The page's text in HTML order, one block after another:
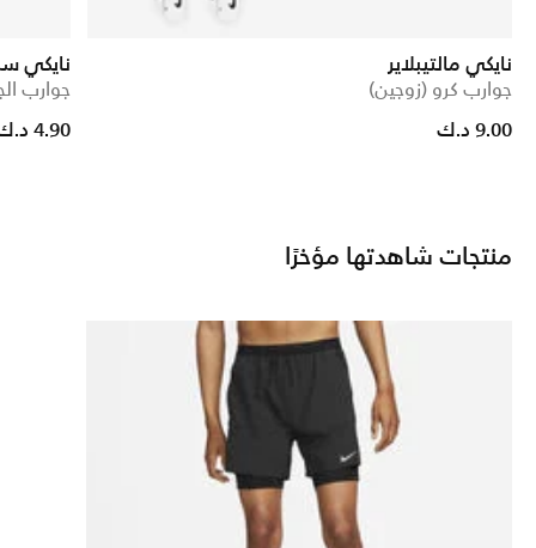
نايكي مالتيبلاير
جوارب كرو (زوجين)
9.00 د.ك
نايكي
جوارب
Price reduced from
4.90 د.ك
منتجات شاهدتها مؤخرًا